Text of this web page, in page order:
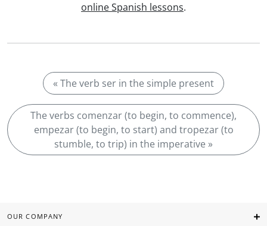
online Spanish lessons.
« The verb ser in the simple present
The verbs comenzar (to begin, to commence),
empezar (to begin, to start) and tropezar (to
stumble, to trip) in the imperative »
OUR COMPANY